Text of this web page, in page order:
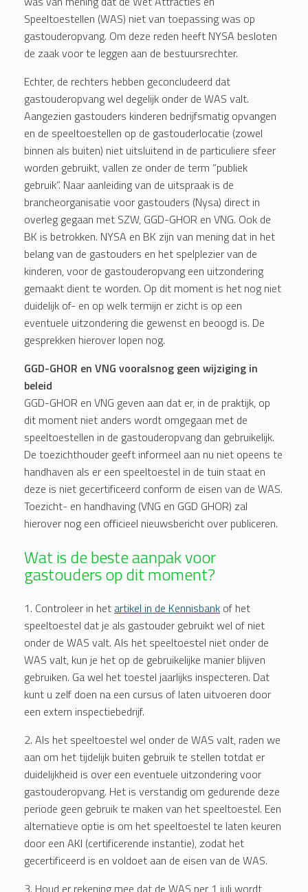
Speeltoestellen (WAS) niet van toepassing was op
gastouderopvang. Om deze reden heeft NYSA besloten
de zaak voor te leggen aan de bestuursrechter.
Echter, de rechters hebben geconcludeerd dat
gastouderopvang wel degelijk onder de WAS valt.
Aangezien gastouders kinderen bedrijfsmatig opvangen
en de speeltoestellen op de gastouderlocatie (zowel
binnen als buiten) niet uitsluitend in de particuliere sfeer
worden gebruikt, vallen ze onder de term “publiek
gebruik”. Naar aanleiding van de uitspraak is de
brancheorganisatie voor gastouders (Nysa) direct in
overleg gegaan met SZW, GGD-GHOR en VNG. Ook de
BK is betrokken. NYSA en BK zijn van mening dat in het
belang van de gastouders en het spelplezier van de
kinderen, voor de gastouderopvang een uitzondering
gemaakt dient te worden. Op dit moment is het nog niet
duidelijk of- en op welk termijn er zicht is op een
eventuele uitzondering die gewenst en beoogd is. De
gesprekken hierover lopen nog.
GGD-GHOR en VNG vooralsnog geen wijziging in
beleid
GGD-GHOR en VNG geven aan dat er, in de praktijk, op
dit moment niet anders wordt omgegaan met de
speeltoestellen in de gastouderopvang dan gebruikelijk.
De toezichthouder geeft informeel aan nu niet opeens te
handhaven als er een speeltoestel in de tuin staat en
deze is niet gecertificeerd conform de eisen van de WAS.
Toezicht- en handhaving (VNG en GGD GHOR) zal
hierover nog een officieel nieuwsbericht over publiceren.
Wat is de beste aanpak voor
gastouders op dit moment?
1. Controleer in het artikel in de Kennisbank of het
speeltoestel dat je als gastouder gebruikt wel of niet
onder de WAS valt. Als het speeltoestel niet onder de
WAS valt, kun je het op de gebruikelijke manier blijven
gebruiken. Ga wel het toestel jaarlijks inspecteren. Dat
kunt u zelf doen na een cursus of laten uitvoeren door
een extern inspectiebedrijf.
2. Als het speeltoestel wel onder de WAS valt, raden we
aan om het tijdelijk buiten gebruik te stellen totdat er
duidelijkheid is over een eventuele uitzondering voor
gastouderopvang. Het is verstandig om gedurende deze
periode geen gebruik te maken van het speeltoestel. Een
alternatieve optie is om het speeltoestel te laten keuren
door een AKI (certificerende instantie), zodat het
gecertificeerd is en voldoet aan de eisen van de WAS.
3. Houd er rekening mee dat de WAS per 1 juli wordt